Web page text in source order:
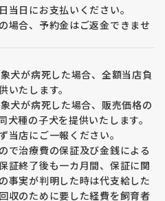
当日にお支払いください。
場合、予約金はご返金できませ
犬が病死した場合、全額当店負
いたします。
犬が病死した場合、販売価格の
犬種の子犬を提供いたします。
当店にご一報ください。
で治療費の保証及び金銭による
証終了後も一カ月間、保証に関
事実が判明した時は代支給した
収のために要した経費を飼育者